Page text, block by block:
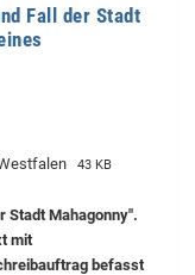
Fall der Stadt
43 KB
Stadt Mahagonny".
mit
befasst